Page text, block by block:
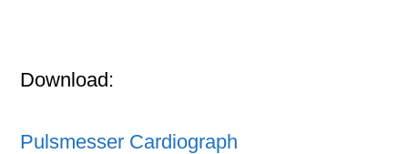
Download:
Pulsmesser Cardiograph